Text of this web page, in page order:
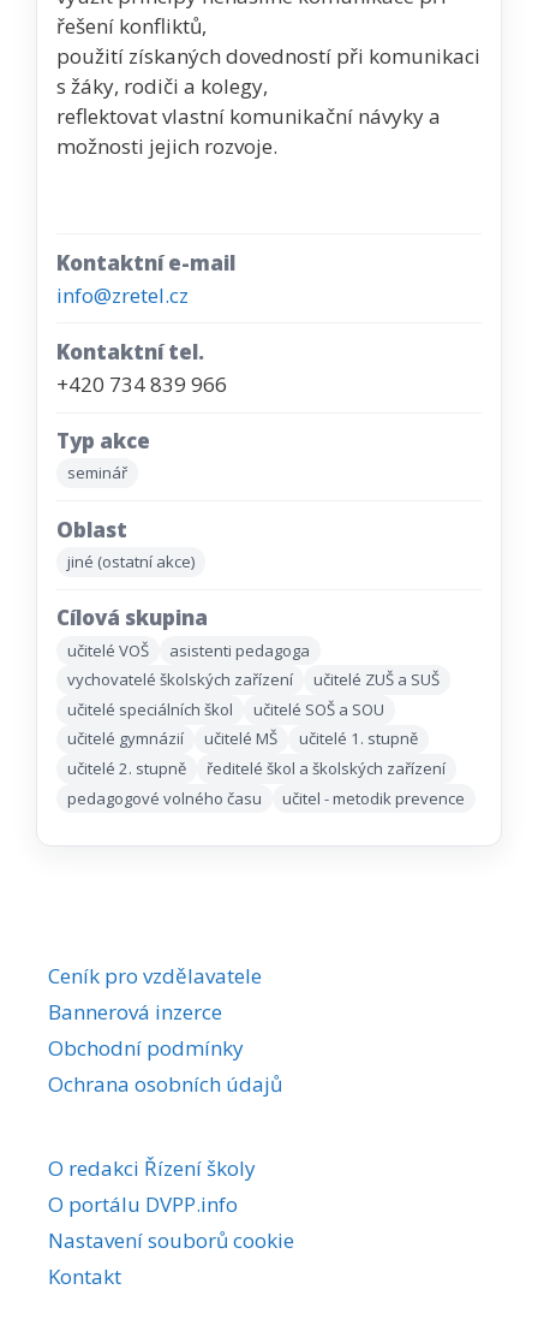
řešení konfliktů,
použití získaných dovedností při komunikaci
s žáky, rodiči a kolegy,
reflektovat vlastní komunikační návyky a
možnosti jejich rozvoje.
Kontaktní e-mail
info@zretel.cz
Kontaktní tel.
+420 734 839 966
Typ akce
seminář
Oblast
jiné (ostatní akce)
Cílová skupina
učitelé VOŠ
asistenti pedagoga
vychovatelé školských zařízení
učitelé ZUŠ a SUŠ
učitelé speciálních škol
učitelé SOŠ a SOU
učitelé gymnázií
učitelé MŠ
učitelé 1. stupně
učitelé 2. stupně
ředitelé škol a školských zařízení
pedagogové volného času
učitel - metodik prevence
Ceník pro vzdělavatele
Bannerová inzerce
Obchodní podmínky
Ochrana osobních údajů
O redakci Řízení školy
O portálu DVPP.info
Nastavení souborů cookie
Kontakt